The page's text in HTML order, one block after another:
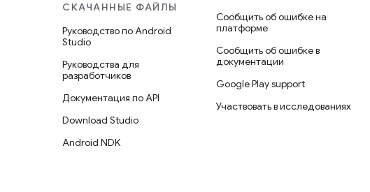
СКАЧАННЫЕ ФАЙЛЫ
Руководство по Android
Studio
Руководства для
разработчиков
Документация по API
Download Studio
Android NDK
Сообщить об ошибке на
платформе
Сообщить об ошибке в
документации
Google Play support
Участвовать в исследованиях